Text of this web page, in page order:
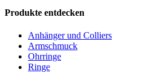
Produkte entdecken
Anhänger und Colliers
Armschmuck
Ohrringe
Ringe